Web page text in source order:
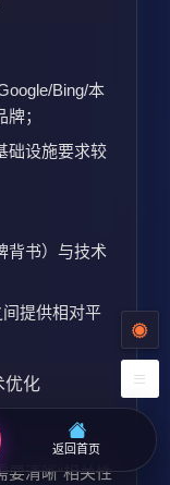
Bing/本
；
础设施要求较
背书）与技术
提供相对平
优化
要清晰“相关性
返回首页